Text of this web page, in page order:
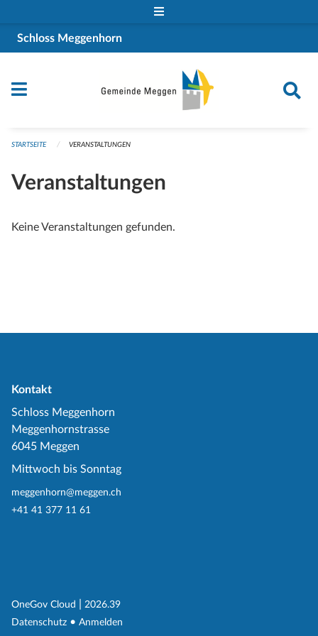
Schloss Meggenhorn
STARTSEITE VERANSTALTUNGEN
Veranstaltungen
Keine Veranstaltungen gefunden.
Kontakt
Schloss Meggenhorn
Meggenhornstrasse
6045 Meggen
Mittwoch bis Sonntag
meggenhorn@meggen.ch
+41 41 377 11 61
OneGov Cloud (External Link)
2026.39
Datenschutz (External Link)
Anmelden